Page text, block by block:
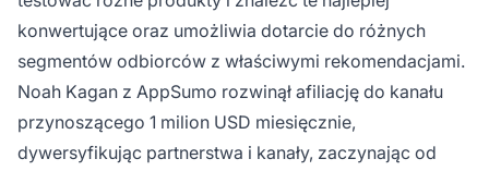
konwertujące oraz umożliwia dotarcie do różnych
segmentów odbiorców z właściwymi rekomendacjami.
Noah Kagan z AppSumo rozwinął afiliację do kanału
przynoszącego 1 milion USD miesięcznie,
dywersyfikując partnerstwa i kanały, zaczynając od